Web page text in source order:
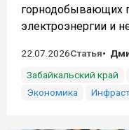
горнодобывающих
электроэнергии и
22.07.2026Статья
Забайкальский край
Экономика